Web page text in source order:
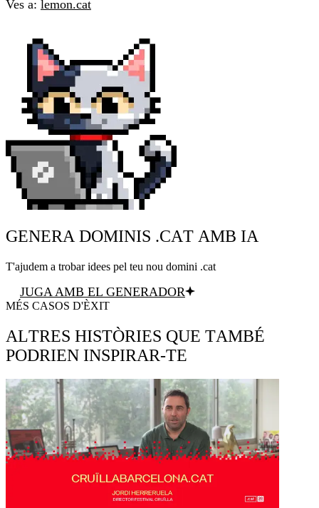
Ves a: lemon.cat
GENERA DOMINIS .CAT AMB IA
T'ajudem a trobar idees pel teu nou domini .cat
JUGA AMB EL GENERADOR
MÉS CASOS D'ÈXIT
ALTRES HISTÒRIES QUE TAMBÉ
PODRIEN INSPIRAR-TE